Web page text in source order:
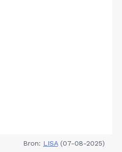
Bron: LISA(07-08-2025)